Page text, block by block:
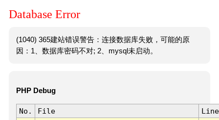
Database Error
(1040) 365建站错误警告：连接数据库失败，可能的原
因：1、数据库密码不对; 2、mysql未启动。
PHP Debug
No. File
Line